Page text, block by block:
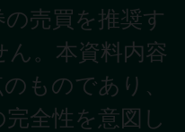
売買を推奨す
。本資料内容
ものであり、
全性を意図し